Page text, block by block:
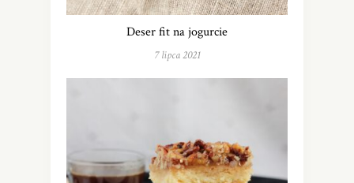
Deser fit na jogurcie
7 lipca 2021